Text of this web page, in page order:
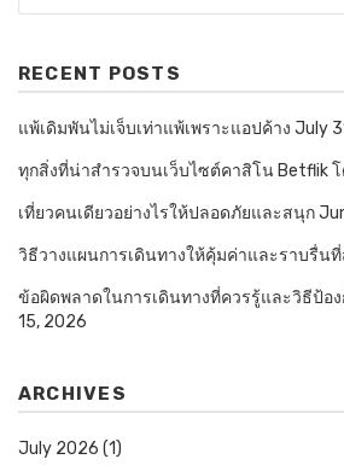
RECENT POSTS
แพ้เดิมพันไม่เจ็บเท่าแพ้เพราะแอปค้าง July
ทุกสิ่งที่น่าสำรวจบนเว็บไซต์คาสิโน Betflik โ
เที่ยวคนเดียวอย่างไรให้ปลอดภัยและสนุก
วิธีวางแผนการเดินทางให้คุ้มค่าและราบรื่น
ข้อผิดพลาดในการเดินทางที่ควรรู้และวิธีป้อ
15, 2026
ARCHIVES
July 2026 (1)